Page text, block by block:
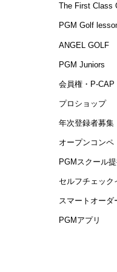
The First Class
PGM Golf
ANGEL GOLF
PGM Juniors
会員権・P-CAP
プロショップ
年次登録者募集
オープンコンペ
PGMスクール
セルフチェック
スマートオーダ
PGMアプリ